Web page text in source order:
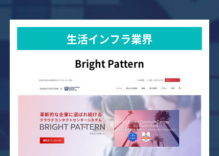
生活インフラ業界
Bright Pattern